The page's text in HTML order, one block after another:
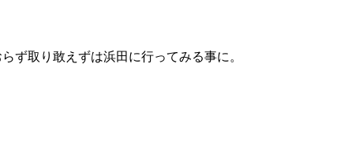
ず取り敢えずは浜田に行ってみる事に。